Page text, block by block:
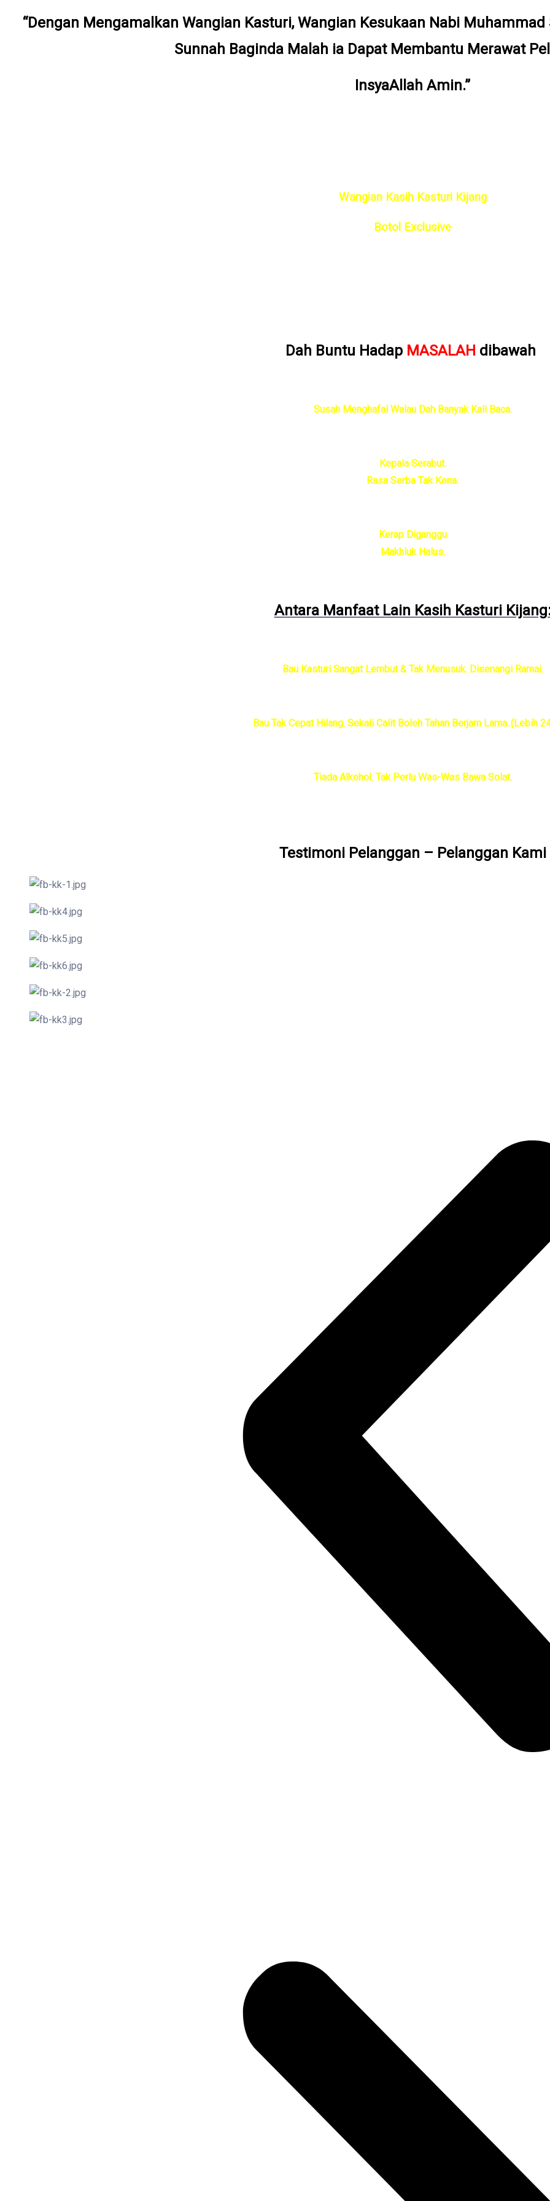
“Dengan Mengamalkan Wangian Kasturi, Wangian Kesukaan Nabi
Sunnah Baginda Malah ia Dapat Membantu Merawat
InsyaAllah Amin.”
Wangian Kasih Kasturi Kijang
Botol Exclusive
Dah Buntu Hadap MASALAH dibawah
Susah Menghafal Walau Dah Banyak Kali Baca.
Kepala Serabut.
Rasa Serba Tak Kena.
Kerap Diganggu
Makhluk Halus.
Antara Manfaat Lain Kasih Kasturi
Bau Kasturi Sangat Lembut & Tak Menusuk. Disenangi Ramai.
Bau Tak Cepat Hilang. Sekali Calit Boleh Tahan Berjam Lama..(Lebih
Tiada Alkohol. Tak Perlu Was-Was Bawa Solat.
Testimoni Pelanggan – Pelanggan Kami